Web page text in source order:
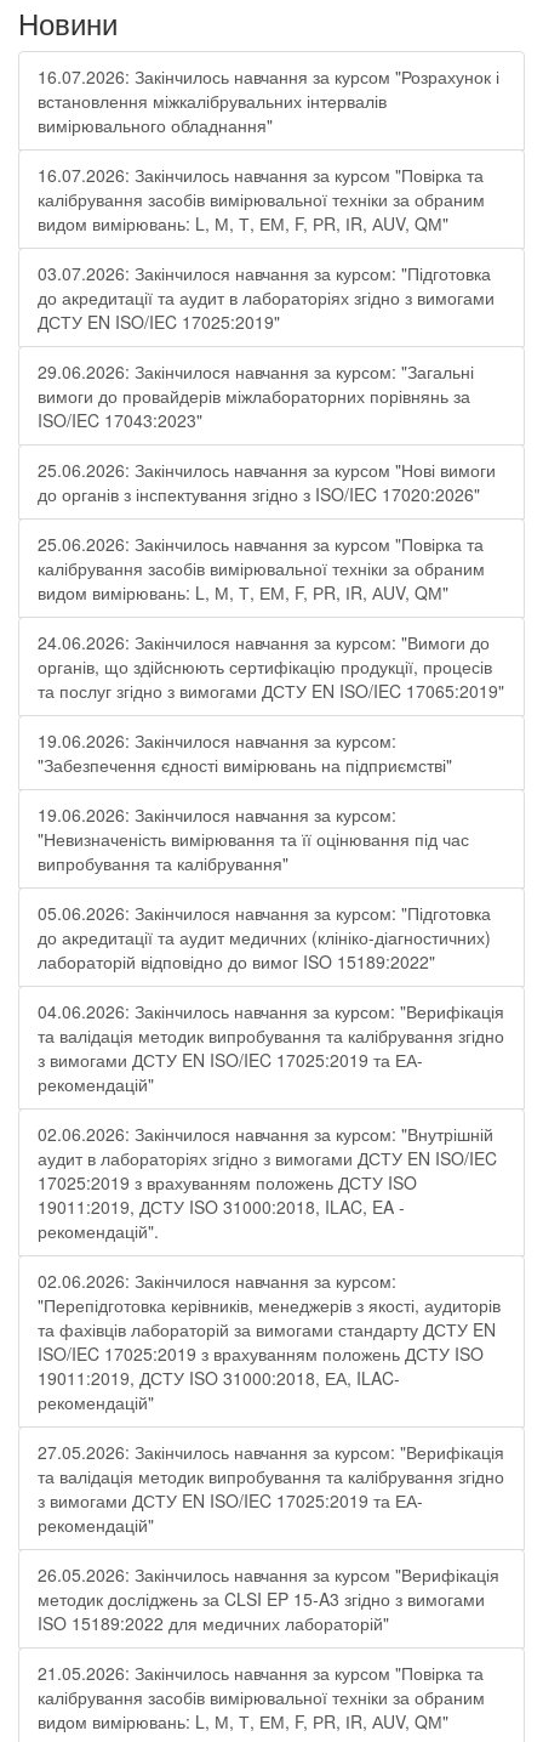
Новини
16.07.2026: Закінчилось навчання за курсом "Розрахунок і
встановлення міжкалібрувальних інтервалів
вимірювального обладнання"
16.07.2026: Закінчилось навчання за курсом "Повірка та
калібрування засобів вимірювальної техніки за обраним
видом вимірювань: L, М, Т, ЕМ, F, РR, ІR, АUV, QМ"
03.07.2026: Закінчилося навчання за курсом: "Підготовка
до акредитації та аудит в лабораторіях згідно з вимогами
ДСТУ EN ISO/IEC 17025:2019"
29.06.2026: Закінчилося навчання за курсом: "Загальні
вимоги до провайдерів міжлабораторних порівнянь за
ISO/IEC 17043:2023"
25.06.2026: Закінчилось навчання за курсом "Нові вимоги
до органів з інспектування згідно з ISO/IEC 17020:2026"
25.06.2026: Закінчилось навчання за курсом "Повірка та
калібрування засобів вимірювальної техніки за обраним
видом вимірювань: L, М, Т, ЕМ, F, РR, ІR, АUV, QМ"
24.06.2026: Закінчилося навчання за курсом: "Вимоги до
органів, що здійснюють сертифікацію продукції, процесів
та послуг згідно з вимогами ДСТУ EN ISO/IEC 17065:2019"
19.06.2026: Закінчилося навчання за курсом:
"Забезпечення єдності вимірювань на підприємстві"
19.06.2026: Закінчилося навчання за курсом:
"Невизначеність вимірювання та її оцінювання під час
випробування та калібрування"
05.06.2026: Закінчилося навчання за курсом: "Підготовка
до акредитації та аудит медичних (клініко-діагностичних)
лабораторій відповідно до вимог ISO 15189:2022"
04.06.2026: Закінчилось навчання за курсом: "Верифікація
та валідація методик випробування та калібрування згідно
з вимогами ДСТУ EN ISO/IEC 17025:2019 та ЕА-
рекомендацій"
02.06.2026: Закінчилося навчання за курсом: "Внутрішній
аудит в лабораторіях згідно з вимогами ДСТУ EN ISO/IEC
17025:2019 з врахуванням положень ДСТУ ISO
19011:2019, ДСТУ ISO 31000:2018, ILAC, EA -
рекомендацій".
02.06.2026: Закінчилося навчання за курсом:
"Перепідготовка керівників, менеджерів з якості, аудиторів
та фахівців лабораторій за вимогами стандарту ДСТУ EN
ISO/IEC 17025:2019 з врахуванням положень ДСТУ ISO
19011:2019, ДСТУ ISO 31000:2018, ЕА, ILAC-
рекомендацій"
27.05.2026: Закінчилось навчання за курсом: "Верифікація
та валідація методик випробування та калібрування згідно
з вимогами ДСТУ EN ISO/IEC 17025:2019 та ЕА-
рекомендацій"
26.05.2026: Закінчилось навчання за курсом "Верифікація
методик досліджень за CLSI EP 15-A3 згідно з вимогами
ISO 15189:2022 для медичних лабораторій"
21.05.2026: Закінчилось навчання за курсом "Повірка та
калібрування засобів вимірювальної техніки за обраним
видом вимірювань: L, М, Т, ЕМ, F, РR, ІR, АUV, QМ"